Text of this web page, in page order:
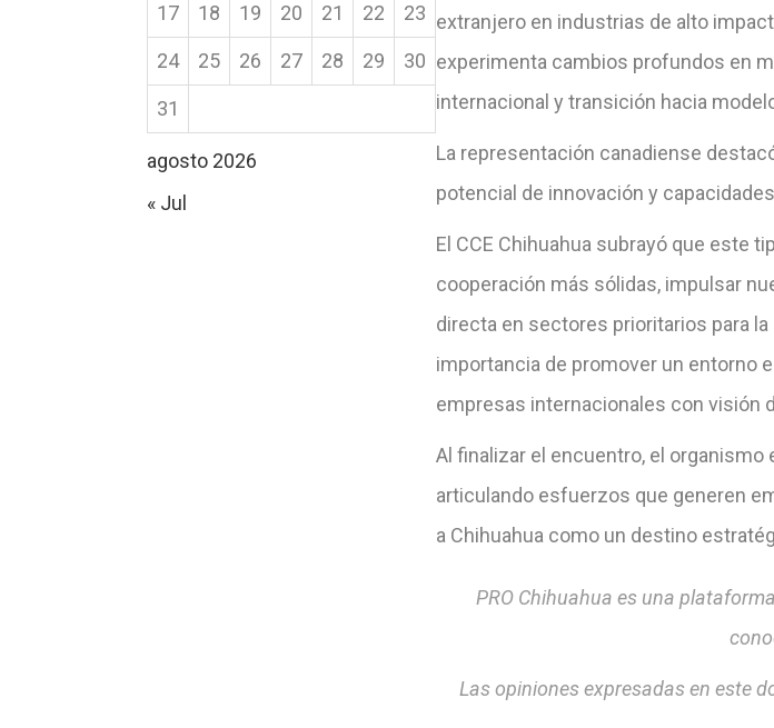
agosto 2026
17 18 19 20 21 22 23
24 25 26 27 28 29 30
31
« Jul
extranjero en industrias de alto
experimenta cambios profundos en
internacional y transición hacia
La representación canadiense
potencial de innovación y
El CCE Chihuahua subrayó que este
cooperación más sólidas, impulsar
directa en sectores prioritarios para
importancia de promover un entorno
empresas internacionales con visión
Al finalizar el encuentro, el
articulando esfuerzos que generen
a Chihuahua como un destino
PRO Chihuahua es una
Las opiniones expresadas en este